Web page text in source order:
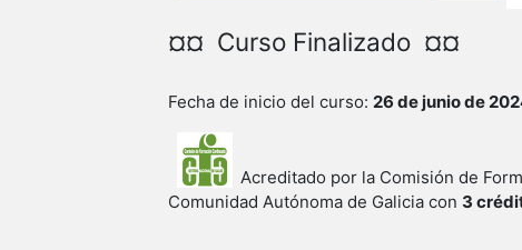
¤¤ Curso Finalizado ¤¤
Fecha de inicio del curso:26 de junio de
Acreditado por la Comisión de
Comunidad Autónoma de Galicia con 3